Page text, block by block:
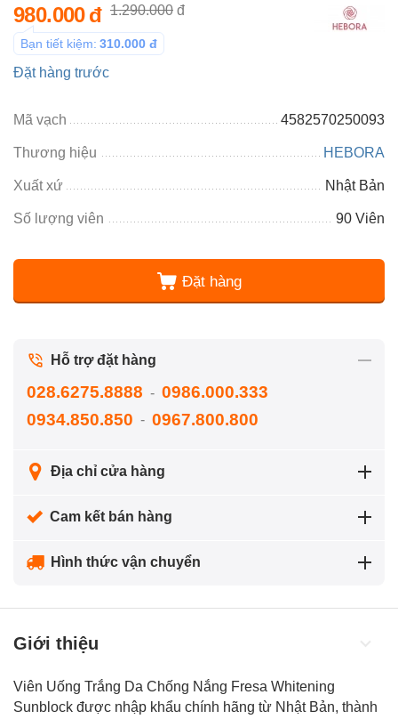
980.000đ 1.290.000 đ
Bạn tiết kiệm: 310.000 đ
Đặt hàng trước
Mã vạch 4582570250093
Thương hiệu HEBORA
Xuất xứ Nhật Bản
Số lượng viên 90 Viên
Đặt hàng
Hỗ trợ đặt hàng
028.6275.8888 - 0986.000.333
0934.850.850 - 0967.800.800
Địa chỉ cửa hàng
Cam kết bán hàng
Hình thức vận chuyển
Giới thiệu
Viên Uống Trắng Da Chống Nắng Fresa Whitening
Sunblock được nhập khẩu chính hãng từ Nhật Bản, thành